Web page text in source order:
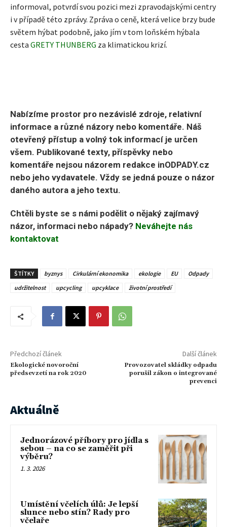
informoval, potvrdí svou pozici mezi zpravodajskými centry
i v případě této zprávy. Zpráva o ceně, která velice brzy bude
světem hýbat podobně, jako jím v tom loňském hýbala
cesta GRETY THUNBERG za klimatickou krizí.
Nabízíme prostor pro nezávislé zdroje, relativní
informace a různé názory nebo komentáře. Náš
otevřený přístup a volný tok informací je určen
všem. Publikované texty, příspěvky nebo
komentáře nejsou názorem redakce inODPADY.cz
nebo jeho vydavatele. Vždy se jedná pouze o názor
daného autora a jeho textu.
Chtěli byste se s námi podělit o nějaký zajímavý
názor, informaci nebo nápady? Neváhejte nás
kontaktovat
ŠTÍTKY byznys Cirkulární ekonomika ekologie EU
Odpady
udržitelnost
upcycling upcyklace životní prostředí
Předchozí článek
Ekologické novoroční
předsevzetí na rok 2020
Další článek
Provozovatel skládky odpadu
porušil zákon o integrované
prevenci
Aktuálně
Jednorázové příbory pro jídla s
sebou – na co se zaměřit při
výběru?
1. 3. 2026
Umístění včelích úlů: Je lepší
slunce nebo stín? Rady pro
včelaře